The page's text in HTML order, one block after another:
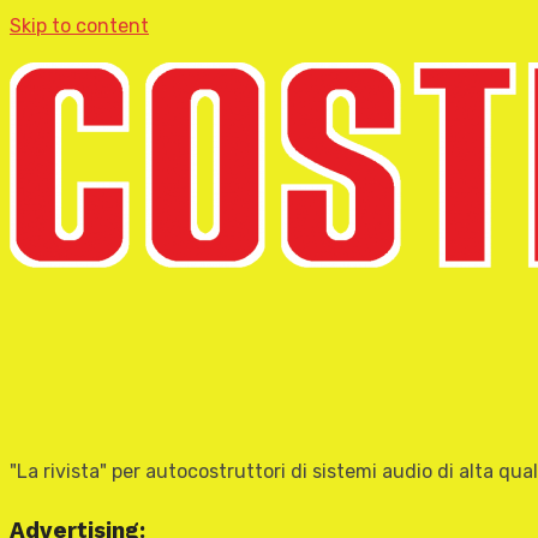
Skip to content
"La rivista" per autocostruttori di sistemi audio di alta
Advertising: